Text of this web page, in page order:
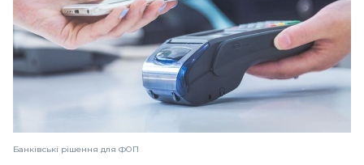
Банківські рішення для ФОП